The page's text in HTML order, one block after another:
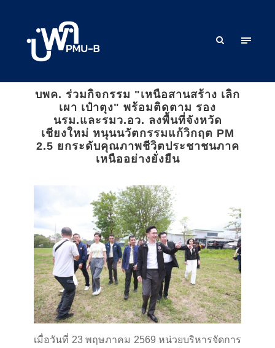
บพค. ร่วมกิจกรรม "เหนือสานสร้าง เลิก
เผา เป๋าตุง" พร้อมติดตาม รอง
นรม.และรมว.อว. ลงพื้นที่จังหวัด
เชียงใหม่ หนุนนวัตกรรมแก้วิกฤต PM
2.5 ยกระดับคุณภาพชีวิตประชาชนภาค
เหนืออย่างยั่งยืน
เมื่อวันที่ 23 พฤษภาคม 2569 หน่วยบริหารจัดการ